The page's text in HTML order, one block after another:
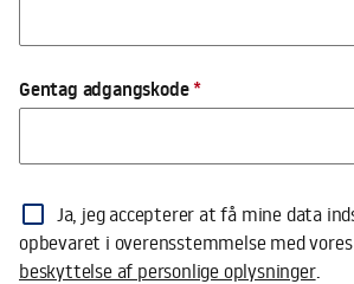
Gentag adgangskode*
Profil
opbevaret i overensstemmelse med vores
beskyttelse af personlige oplysninger.